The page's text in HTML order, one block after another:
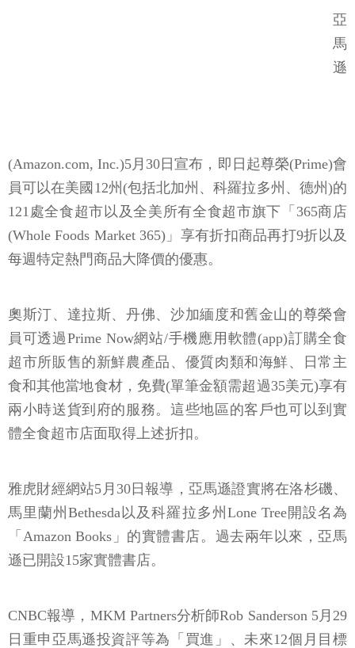
亞
馬
遜
(Amazon.com, Inc.)5月30日宣布，即日起尊榮(Prime)會
員可以在美國12州(包括北加州、科羅拉多州、德州)的
121處全食超市以及全美所有全食超市旗下「365商店
(Whole Foods Market 365)」享有折扣商品再打9折以及
每週特定熱門商品大降價的優惠。
奧斯汀、達拉斯、丹佛、沙加緬度和舊金山的尊榮會
員可透過Prime Now網站/手機應用軟體(app)訂購全食
超市所販售的新鮮農產品、優質肉類和海鮮、日常主
食和其他當地食材，免費(單筆金額需超過35美元)享有
兩小時送貨到府的服務。這些地區的客戶也可以到實
體全食超市店面取得上述折扣。
雅虎財經網站5月30日報導，亞馬遜證實將在洛杉磯、
馬里蘭州Bethesda以及科羅拉多州Lone Tree開設名為
「Amazon Books」的實體書店。過去兩年以來，亞馬
遜已開設15家實體書店。
CNBC報導，MKM Partners分析師Rob Sanderson 5月29
日重申亞馬遜投資評等為「買進」、未來12個月目標